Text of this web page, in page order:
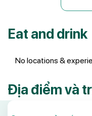
Eat and drink
No locations &
Địa điểm và